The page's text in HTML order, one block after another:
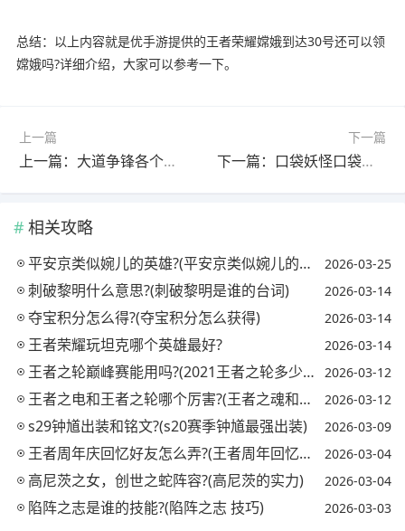
总结：以上内容就是优手游提供的王者荣耀嫦娥到达30号还可以领
嫦娥吗?详细介绍，大家可以参考一下。
上一篇
上一篇：大道争锋各个人物结局?(大道争锋各个人物结局怎么样)
下一篇
下一篇：口袋妖怪口袋暴龙修复版阿尔法兽怎么进化?(口袋妖怪数码暴龙阿尔法兽怎么得)
相关攻略
平安京类似婉儿的英雄?(平安京类似婉儿的英雄名字) 2026-03-25
刺破黎明什么意思?(刺破黎明是谁的台词) 2026-03-14
夺宝积分怎么得?(夺宝积分怎么获得) 2026-03-14
王者荣耀玩坦克哪个英雄最好? 2026-03-14
王者之轮巅峰赛能用吗?(2021王者之轮多少钱能出) 2026-03-12
王者之电和王者之轮哪个厉害?(王者之魂和王者之轮) 2026-03-12
s29钟馗出装和铭文?(s20赛季钟馗最强出装) 2026-03-09
王者周年庆回忆好友怎么弄?(王者周年回忆活动怎么做) 2026-03-04
高尼茨之女，创世之蛇阵容?(高尼茨的实力) 2026-03-04
陷阵之志是谁的技能?(陷阵之志 技巧) 2026-03-03